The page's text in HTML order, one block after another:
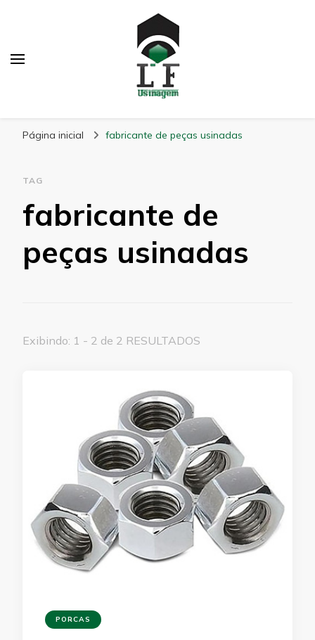
Página inicial fabricante de peças usinadas
TAG
fabricante de
peças usinadas
Exibindo: 1 - 2 de 2 RESULTADOS
PORCAS